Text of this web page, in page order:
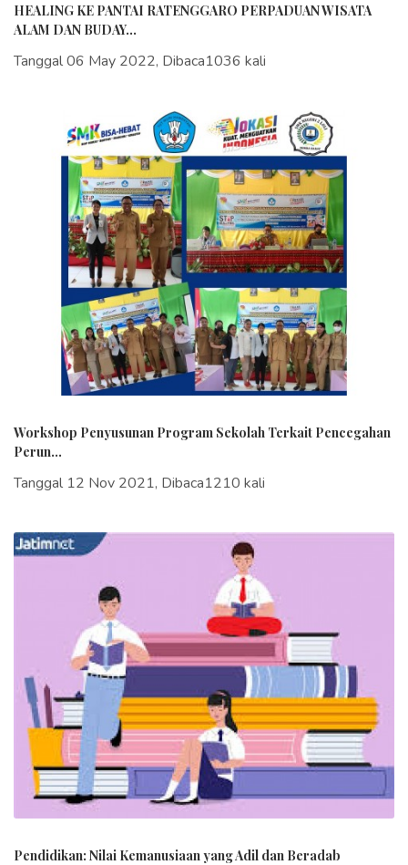
HEALING KE PANTAI RATENGGARO PERPADUAN WISATA
ALAM DAN BUDAY...
Tanggal 06 May 2022, Dibaca1036 kali
Workshop Penyusunan Program Sekolah Terkait Pencegahan
Perun...
Tanggal 12 Nov 2021, Dibaca1210 kali
Pendidikan: Nilai Kemanusiaan yang Adil dan Beradab